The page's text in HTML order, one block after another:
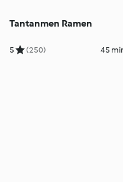
Tantanmen Ramen
5 (250) 45